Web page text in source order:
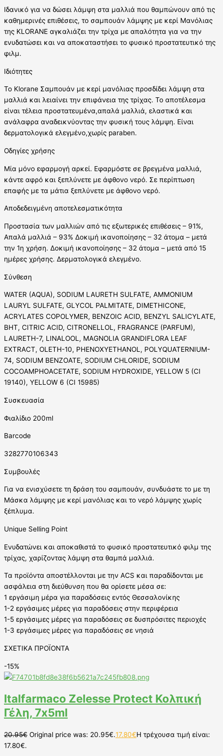
Ιδανικό για να δώσει λάμψη στα μαλλιά που θαμπώνουν από τις
καθημερινές επιθέσεις, το σαμπουάν λάμψης με κερί Mανόλιας
της KLORANE αγκαλιάζει την τρίχα με απαλότητα για να την
ενυδατώσει και να αποκαταστήσει το φυσικό προστατευτικό της
φιλμ.
Ιδιότητες
Το Κlorane Σαμπουάν με κερί μανόλιας προσδίδει λάμψη στα
μαλλιά και λειαίνει την επιφάνεια της τρίχας. Το αποτέλεσμα
είναι τέλεια προστατευμένα,απαλά μαλλιά, ελαστικά και
ανάλαφρα αναδεικνύοντας την φυσική τους λάμψη. Είναι
δερματολογικά ελεγμένο,χωρίς paraben.
Οδηγίες χρήσης
Μία μόνο εφαρμογή αρκεί. Εφαρμόστε σε βρεγμένα μαλλιά,
κάντε αφρό και ξεπλύνετε με άφθονο νερό. Σε περίπτωση
επαφής με τα μάτια ξεπλύνετε με άφθονο νερό.
Αποδεδειγμένη αποτελεσματικότητα
Προστασία των μαλλιών από τις εξωτερικές επιθέσεις – 91%,
Απαλά μαλλιά – 93% Δοκιμή ικανοποίησης – 32 άτομα – μετά
την 1η χρήση. Δοκιμή ικανοποίησης – 32 άτομα – μετά από 15
ημέρες χρήσης. Δερματολογικά ελεγμένο.
Σύνθεση
WATER (AQUA), SODIUM LAURETH SULFATE, AMMONIUM
LAURYL SULFATE, GLYCOL PALMITATE, DIMETHICONE,
ACRYLATES COPOLYMER, BENZOIC ACID, BENZYL SALICYLATE,
BHT, CITRIC ACID, CITRONELLOL, FRAGRANCE (PARFUM),
LAURETH-7, LINALOOL, MAGNOLIA GRANDIFLORA LEAF
EXTRACT, OLETH-10, PHENOXYETHANOL, POLYQUATERNIUM-
74, SODIUM BENZOATE, SODIUM CHLORIDE, SODIUM
COCOAMPHOACETATE, SODIUM HYDROXIDE, YELLOW 5 (CI
19140), YELLOW 6 (CI 15985)
Συσκευασία
Φιαλίδιο 200ml
Barcode
3282770106343
Συμβουλές
Για να ενισχύσετε τη δράση του σαμπουάν, συνδυάστε το με τη
Μάσκα λάμψης με κερί μανόλιας και το νερό λάμψης χωρίς
ξέπλυμα.
Unique Selling Point
Ενυδατώνει και αποκαθιστά το φυσικό προστατευτικό φιλμ της
τρίχας, χαρίζοντας λάμψη στα θαμπά μαλλιά.
Τα προϊόντα αποστέλλονται με την ACS και παραδίδονται με
ασφάλεια στη διεύθυνση που θα ορίσετε μέσα σε:
1 εργάσιμη μέρα για παραδόσεις εντός Θεσσαλονίκης
1-2 εργάσιμες μέρες για παραδόσεις στην περιφέρεια
1-5 εργάσιμες μέρες για παραδόσεις σε δυσπρόσιτες περιοχές
1-3 εργάσιμες μέρες για παραδόσεις σε νησιά
ΣΧΕΤΙΚΑ ΠΡΟΪΟΝΤΑ
-15%
Italfarmaco Zelesse Protect Κολπική
Γέλη, 7x5ml
20.95€ Original price was: 20.95€.17.80€Η τρέχουσα τιμή είναι:
17.80€.